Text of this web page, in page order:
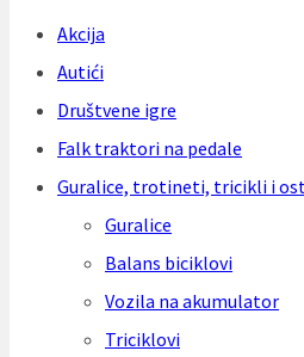
Akcija
Autići
Društvene igre
Falk traktori na pedale
Guralice, trotineti, tricikli i
Guralice
Balans biciklovi
Vozila na akumulator
Triciklovi